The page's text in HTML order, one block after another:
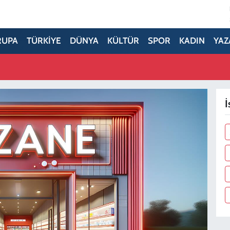
TÜRKİYE DÜNYA KÜLTÜR SPOR KADIN